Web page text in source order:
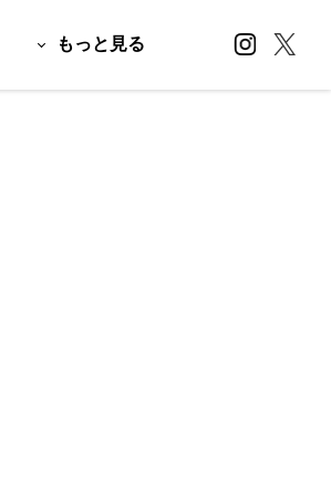
もっと見る